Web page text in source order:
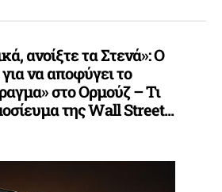
ανοίξτε τα Στενά»: Ο
να αποφύγει το
στο Ορμούζ – Τι
της Wall Street...